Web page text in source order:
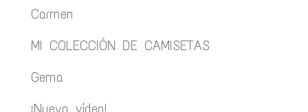
Carmen
MI COLECCIÓN DE CAMISETAS
Gema
¡Nuevo video!